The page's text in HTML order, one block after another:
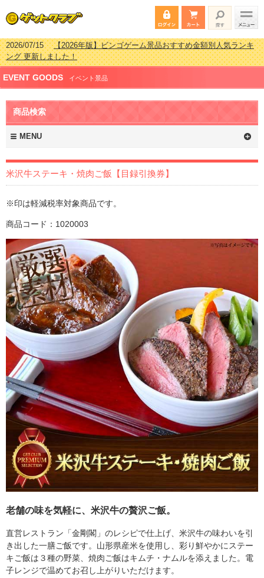
2026/07/15【2026年版】ビンゴゲーム景品おすすめ金額別人気ランキ
ング 更新しました！
2026/04/03【2026年版】ゴルフコンペ景品 3000円未満［2000円～
2999円編］もらってうれしい人気ラ…
2026/02/16【2026年版】結婚式の二次会で貰って嬉しい景品とは？ 更
新しました！
2026/02/03
2999円編］もらってうれしい人気ラ…
EVENT GOODS イベント景品
商品検索
MENU
米沢牛ステーキ・焼肉ご飯【目録引換券】
※印は軽減税率対象商品です。
商品コード：1020003
老舗の味を気軽に、米沢牛の贅沢ご飯。
直営レストラン「金剛閣」のレシピで仕上げ、米沢牛の味わいを引
き出した一膳ご飯です。山形県産米を使用し、彩り鮮やかにステー
キご飯は３種の野菜、焼肉ご飯はキムチ・ナムルを添えました。電
子レンジで温めてお召し上がりいただけます。